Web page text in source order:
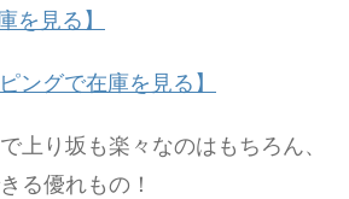
を見る】
ングで在庫を見る】
上り坂も楽々なのはもちろん、
る優れもの！